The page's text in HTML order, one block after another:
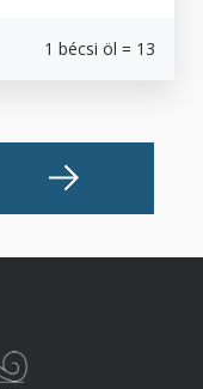
1 bécsi öl = 13